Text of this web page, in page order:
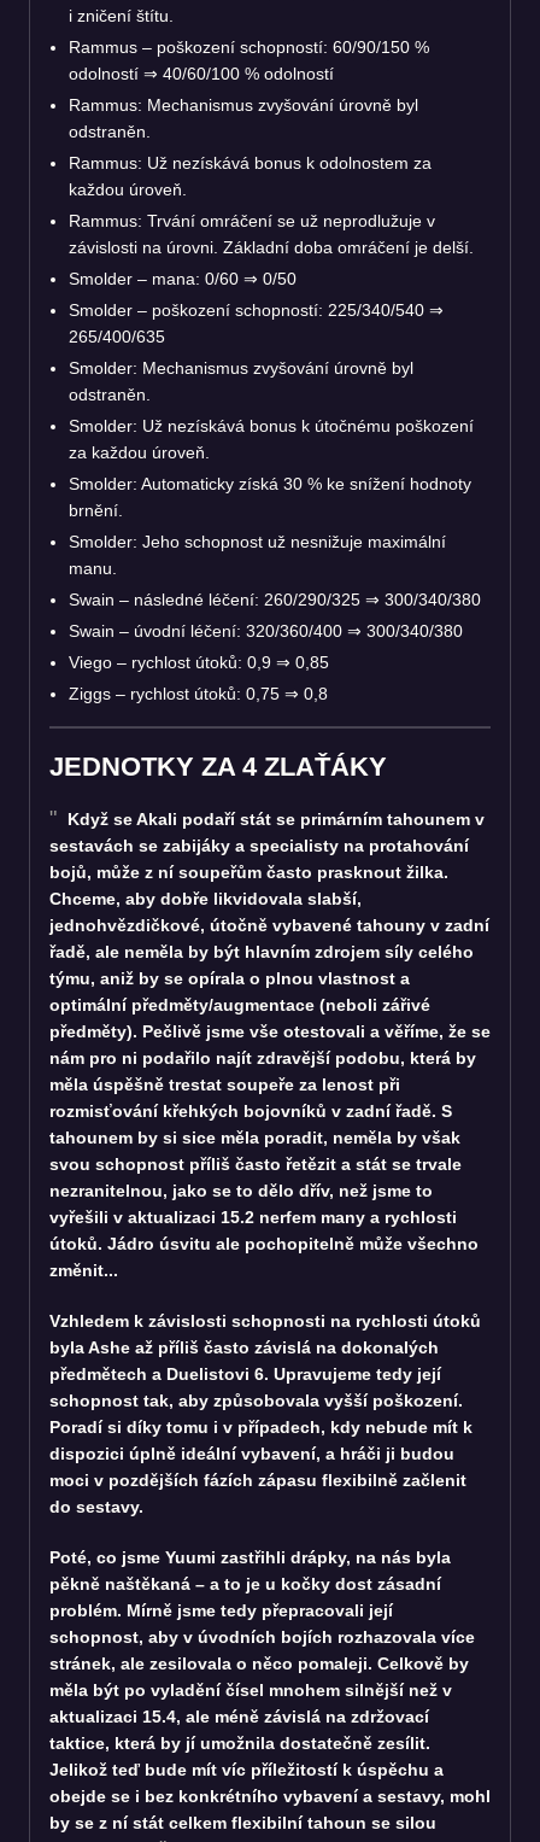
i zničení štítu.
Rammus – poškození schopností: 60/90/150 %
odolností ⇒ 40/60/100 % odolností
Rammus: Mechanismus zvyšování úrovně byl
odstraněn.
Rammus: Už nezískává bonus k odolnostem za
každou úroveň.
Rammus: Trvání omráčení se už neprodlužuje v
závislosti na úrovni. Základní doba omráčení je delší.
Smolder – mana: 0/60 ⇒ 0/50
Smolder – poškození schopností: 225/340/540 ⇒
265/400/635
Smolder: Mechanismus zvyšování úrovně byl
odstraněn.
Smolder: Už nezískává bonus k útočnému poškození
za každou úroveň.
Smolder: Automaticky získá 30 % ke snížení hodnoty
brnění.
Smolder: Jeho schopnost už nesnižuje maximální
manu.
Swain – následné léčení: 260/290/325 ⇒ 300/340/380
Swain – úvodní léčení: 320/360/400 ⇒ 300/340/380
Viego – rychlost útoků: 0,9 ⇒ 0,85
Ziggs – rychlost útoků: 0,75 ⇒ 0,8
JEDNOTKY ZA 4 ZLAŤÁKY
Když se Akali podaří stát se primárním tahounem v
sestavách se zabijáky a specialisty na protahování
bojů, může z ní soupeřům často prasknout žilka.
Chceme, aby dobře likvidovala slabší,
jednohvězdičkové, útočně vybavené tahouny v zadní
řadě, ale neměla by být hlavním zdrojem síly celého
týmu, aniž by se opírala o plnou vlastnost a
optimální předměty/augmentace (neboli zářivé
předměty). Pečlivě jsme vše otestovali a věříme, že se
nám pro ni podařilo najít zdravější podobu, která by
měla úspěšně trestat soupeře za lenost při
rozmisťování křehkých bojovníků v zadní řadě. S
tahounem by si sice měla poradit, neměla by však
svou schopnost příliš často řetězit a stát se trvale
nezranitelnou, jako se to dělo dřív, než jsme to
vyřešili v aktualizaci 15.2 nerfem many a rychlosti
útoků. Jádro úsvitu ale pochopitelně může všechno
změnit...
Vzhledem k závislosti schopnosti na rychlosti útoků
byla Ashe až příliš často závislá na dokonalých
předmětech a Duelistovi 6. Upravujeme tedy její
schopnost tak, aby způsobovala vyšší poškození.
Poradí si díky tomu i v případech, kdy nebude mít k
dispozici úplně ideální vybavení, a hráči ji budou
moci v pozdějších fázích zápasu flexibilně začlenit
do sestavy.
Poté, co jsme Yuumi zastřihli drápky, na nás byla
pěkně naštěkaná – a to je u kočky dost zásadní
problém. Mírně jsme tedy přepracovali její
schopnost, aby v úvodních bojích rozhazovala více
stránek, ale zesilovala o něco pomaleji. Celkově by
měla být po vyladění čísel mnohem silnější než v
aktualizaci 15.4, ale méně závislá na zdržovací
taktice, která by jí umožnila dostatečně zesílit.
Jelikož teď bude mít víc příležitostí k úspěchu a
obejde se i bez konkrétního vybavení a sestavy, mohl
by se z ní stát celkem flexibilní tahoun se silou